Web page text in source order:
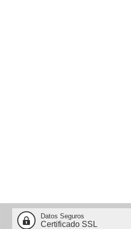
Datos Seguros
Certificado SSL